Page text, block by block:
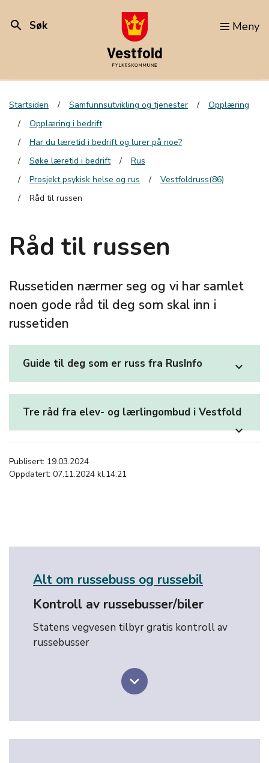
search Søk Meny
Startsiden Samfunnsutvikling og tjenester
Opplæring
Opplæring i bedrift
Har du læretid i bedrift og lurer på noe?
Søke læretid i bedrift
Rus
Prosjekt psykisk helse og rus
Vestfoldruss(86)
Råd til russen
Råd til russen
Russetiden nærmer seg og vi har samlet
noen gode råd til deg som skal inn i
russetiden
Guide til deg som er russ fra RusInfo expand_more
Tre råd fra elev- og lærlingombud i Vestfold
expand_more
Publisert: 19.03.2024
Oppdatert: 07.11.2024 kl.14:21
Alt om russebuss og russebil
Kontroll av russebusser/biler
Statens vegvesen tilbyr gratis kontroll av
russebusser
keyboard_arrow_down